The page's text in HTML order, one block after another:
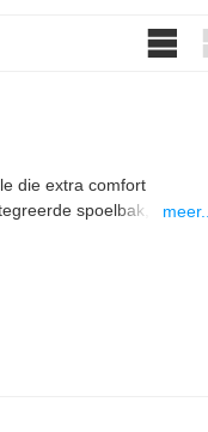
die extra comfort
spoelbak, kraan
meer...